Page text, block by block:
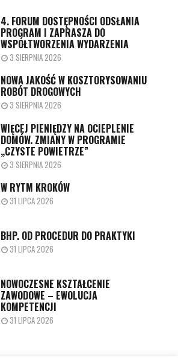
4. FORUM DOSTĘPNOŚCI ODSŁANIA
PROGRAM I ZAPRASZA DO
WSPÓŁTWORZENIA WYDARZENIA
3 SIERPNIA 2026
NOWA JAKOŚĆ W KOSZTORYSOWANIU
ROBÓT DROGOWYCH
3 SIERPNIA 2026
WIĘCEJ PIENIĘDZY NA OCIEPLENIE
DOMÓW. ZMIANY W PROGRAMIE
„CZYSTE POWIETRZE”
3 SIERPNIA 2026
W RYTM KROKÓW
31 LIPCA 2026
BHP. OD PROCEDUR DO PRAKTYKI
31 LIPCA 2026
NOWOCZESNE KSZTAŁCENIE
ZAWODOWE – EWOLUCJA
KOMPETENCJI
31 LIPCA 2026